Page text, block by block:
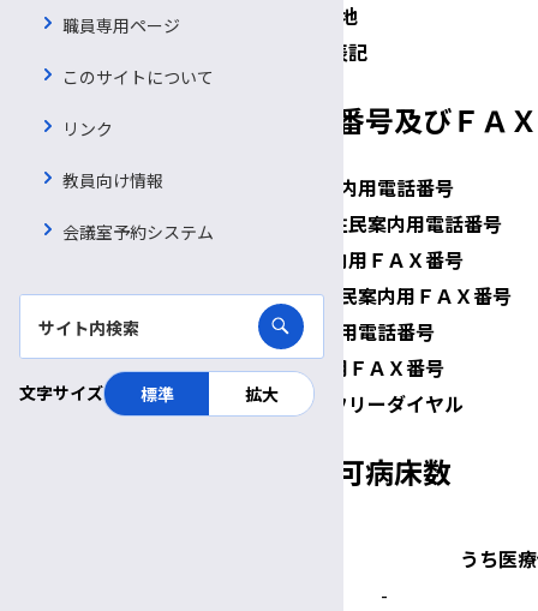
所在地
英語表記
医療機関の案内用の電話番号及びＦＡ
住民案内用電話番号
夜間・休日住民案内用電話番号
住民案内用ＦＡＸ番号
夜間・休日住民案内用ＦＡＸ番号
予約用電話番号
予約用ＦＡＸ番号
予約用フリーダイヤル
病床種別及び届出又は許可病床数
うち医
-
職員専用ページ
このサイトについて
リンク
教員向け情報
会議室予約システム
文字サイズ 標準 拡大